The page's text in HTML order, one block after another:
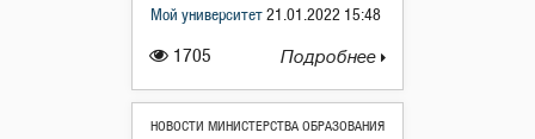
1705
Мой университет 21.01.2022 15:48
Подробнее
НОВОСТИ МИНИСТЕРСТВА ОБРАЗОВАНИЯ